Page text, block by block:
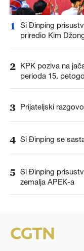
1
Si Đinping
priredio Kim
2 KPK poziva na
perioda 15.
3 Prijateljski
4 Si Đinping se
5 Si Đinping
zemalja APEK-a